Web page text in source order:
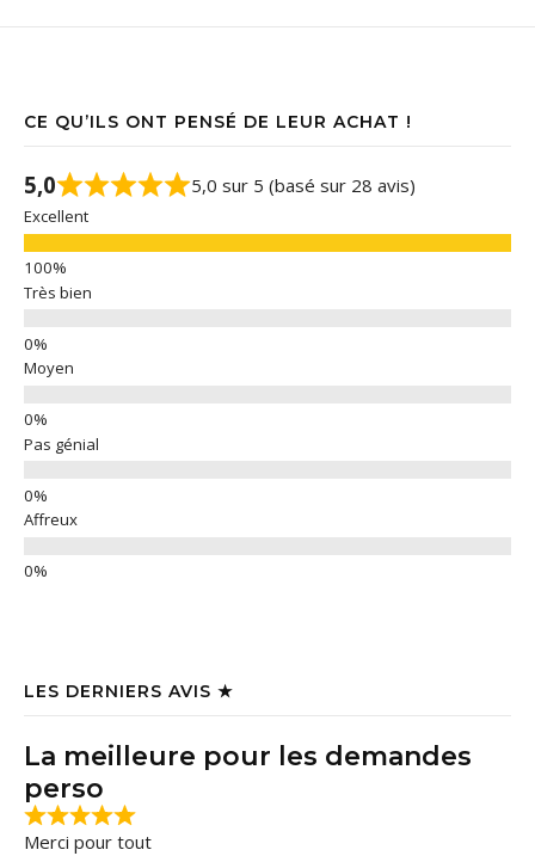
CE QU’ILS ONT PENSÉ DE LEUR ACHAT !
5,0 5,0 sur 5 (basé sur 28 avis)
Excellent
Très bien
Moyen
Pas génial
Affreux
LES DERNIERS AVIS ★
La meilleure pour les demandes
perso
Merci pour tout